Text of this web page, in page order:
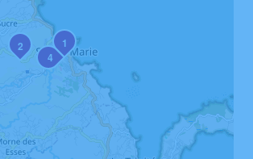
1
2
4